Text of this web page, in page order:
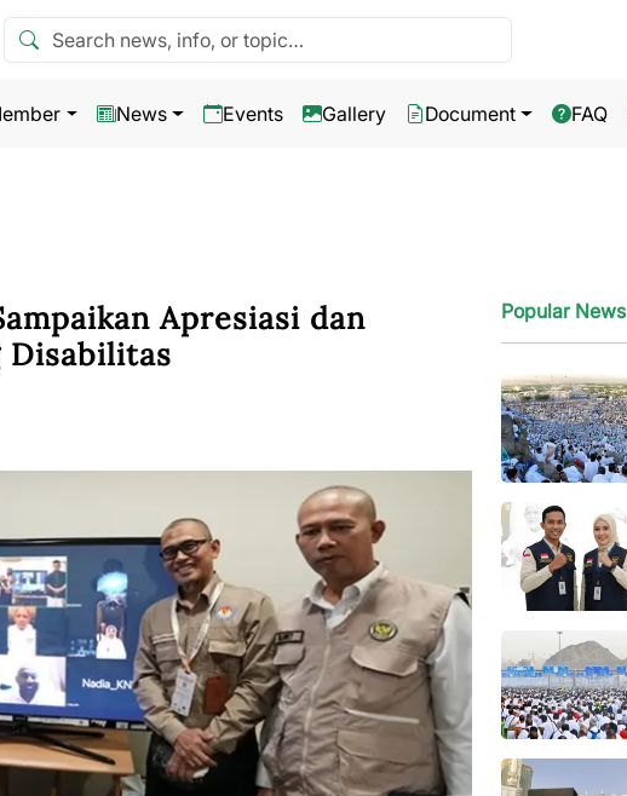
Search news
News Events Gallery Document FAQ
Apresiasi dan
Disabilitas
Popular News